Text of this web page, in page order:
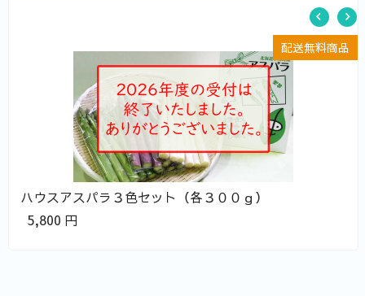
配送無料商品
ハウスアスパラ３色セット（各３００ｇ）
5,800 円